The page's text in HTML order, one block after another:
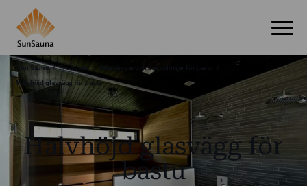
Halvhöjd glasvägg för
bastu
Sun Sauna Produkter
Glasväggar och bastudörrar för bastu
Halvhöjd glasvägg för bastu